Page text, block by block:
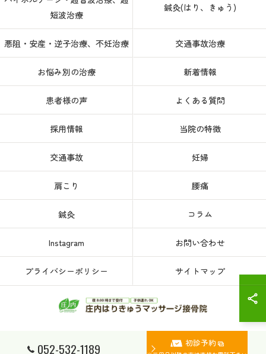
052-532-1189 初診予約
短波治療
鍼灸(はり、きゅう)
悪阻・安産・逆子治療、不妊治療 交通事故治療
お悩み別の治療 新着情報
患者様の声 よくある質問
採用情報 当院の特徴
交通事故 妊婦
肩こり 腰痛
鍼灸 コラム
Instagram お問い合わせ
プライバシーポリシー サイトマップ
© 2026 愛知県、名古屋市西区の接骨院なら庄内はりきゅうマッサージ接骨院 ALL